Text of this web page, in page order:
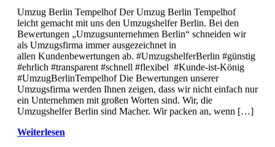
Umzug Berlin Tempelhof Der Umzug Berlin Tempelhof
leicht gemacht mit uns den Umzugshelfer Berlin. Bei den
Bewertungen „Umzugsunternehmen Berlin“ schneiden wir
als Umzugsfirma immer ausgezeichnet in
allen Kundenbewertungen ab. #UmzugshelferBerlin #günstig
#ehrlich #transparent #schnell #flexibel #Kunde-ist-König
#UmzugBerlinTempelhof Die Bewertungen unserer
Umzugsfirma werden Ihnen zeigen, dass wir nicht einfach nur
ein Unternehmen mit großen Worten sind. Wir, die
Umzugshelfer Berlin sind Macher. Wir packen an, wenn […]
Weiterlesen